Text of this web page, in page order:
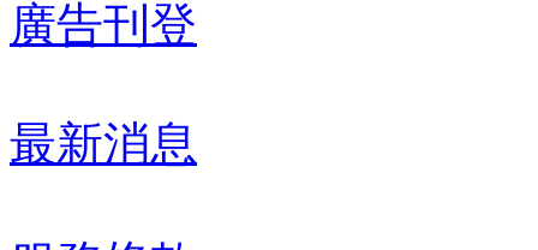
廣告刊登
最新消息